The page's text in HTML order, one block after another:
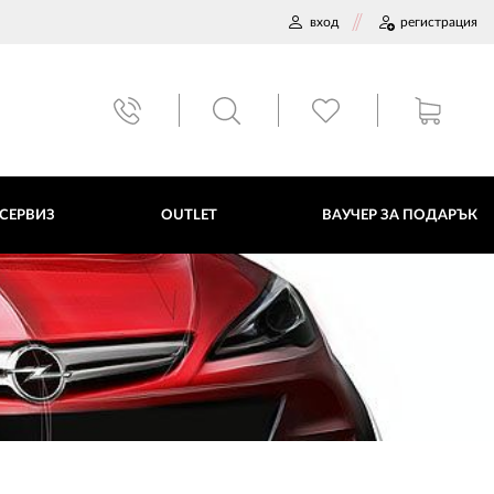
вход регистрация
OUTLET ВАУЧЕР ЗА ПОДАРЪК